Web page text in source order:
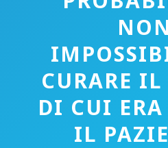
CURARE
DI CUI ERA
IL